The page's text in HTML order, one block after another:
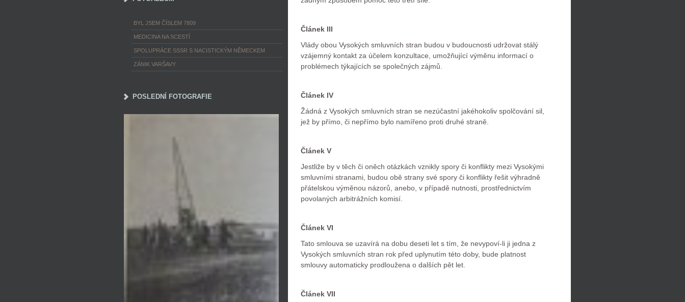
Článek III
Vlády obou Vysokých smluvních stran budou v budoucnosti udržovat stálý
vzájemný kontakt za účelem konzultace, umožňující výměnu informací o
problémech týkajících se společných zájmů.
Článek IV
Žádná z Vysokých smluvních stran se nezúčastní jakéhokoliv spolčování sil,
jež by přímo, či nepřímo bylo namířeno proti druhé straně.
Článek V
Jestliže by v těch či oněch otázkách vznikly spory či konflikty mezi Vysokými
smluvními stranami, budou obě strany své spory či konflikty řešit výhradně
přátelskou výměnou názorů, anebo, v případě nutnosti, prostřednictvím
povolaných arbitrážních komisí.
Článek VI
Tato smlouva se uzavírá na dobu deseti let s tím, že nevypoví-li ji jedna z
Vysokých smluvních stran rok před uplynutím této doby, bude platnost
smlouvy automaticky prodloužena o dalších pět let.
Článek VII
BYL JSEM ČÍSLEM 7809
MEDICINA NA SCESTÍ
SPOLUPRÁCE SSSR S NACISTICKÝM NĚMECKEM
ZÁNIK VARŠAVY
POSLEDNÍ FOTOGRAFIE